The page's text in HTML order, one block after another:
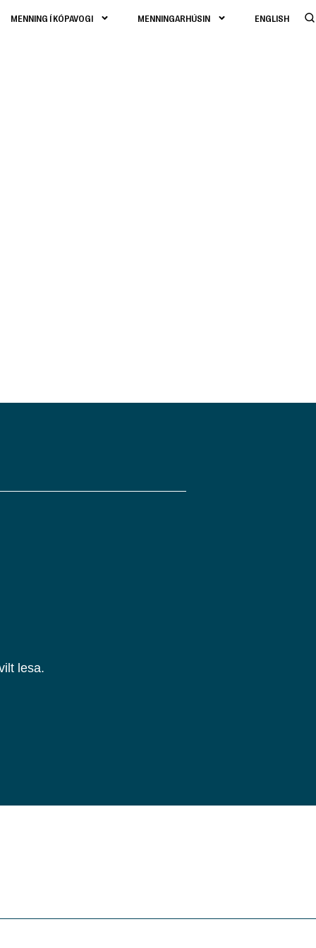
MENNING Í KÓPAVOGI MENNINGARHÚSIN ENGLISH
lesa.